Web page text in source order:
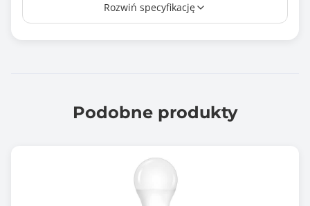
Barwa światła
Rozwiń specyfikację
Podobne produkty